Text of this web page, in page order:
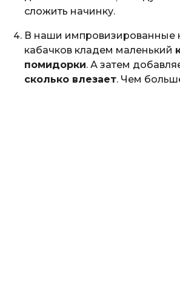
сложить начинку.
В наши импровизированные
кабачков кладем маленький
помидорки. А затем
сколько влезает. Чем